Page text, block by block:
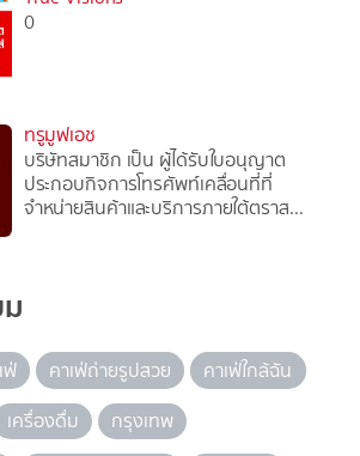
0
ทรูมูฟเอช
บริษัทสมาชิก เป็น ผู้ได้รับใบอนุญาต
ประกอบกิจการโทรศัพท์เคลื่อนที่ที่
จำหน่ายสินค้าและบริการภายใต้ตราส...
ฟ่ คาเฟ่ถ่ายรูปสวย
คาเฟ่ใกล้ฉัน
เครื่องดื่ม
กรุงเทพ